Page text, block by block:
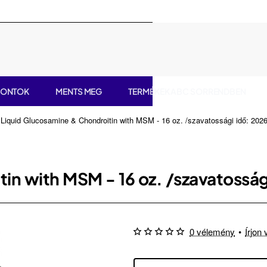
MENTS MEG TERMÉKEK ABC SORRENDBEN
Liquid Glucosamine & Chondroitin with MSM - 16 oz. /szavatossági idő:
with MSM - 16 oz. /
0 vélemény • Írjon